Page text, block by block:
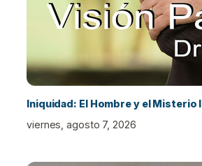
Iniquidad: El Hombre y el Misterio I
viernes, agosto 7, 2026